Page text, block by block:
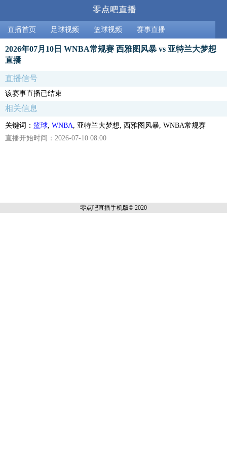
直播首页 足球视频 篮球视频 赛事直播
2026年07月10日 WNBA常规赛 西雅图风暴 vs 亚特兰大梦想
直播
直播信号
该赛事直播已结束
相关信息
关键词： 篮球 WNBA , 亚特兰大梦想, 西雅图风暴, WNBA常规赛
直播开始时间：2026-07-10 08:00
零点吧直播手机版© 2020